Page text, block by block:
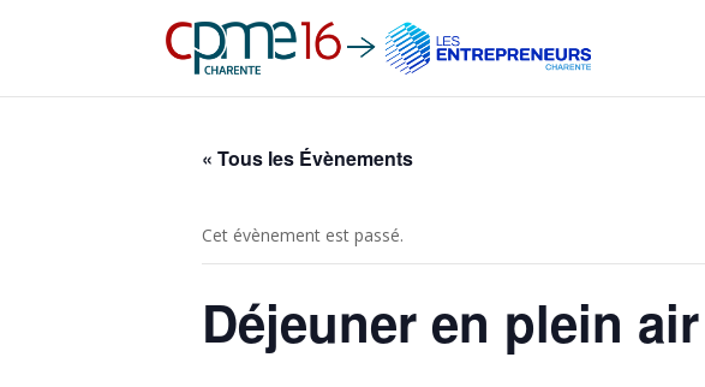
« Tous les Évènements
Cet évènement est passé.
Déjeuner en plein